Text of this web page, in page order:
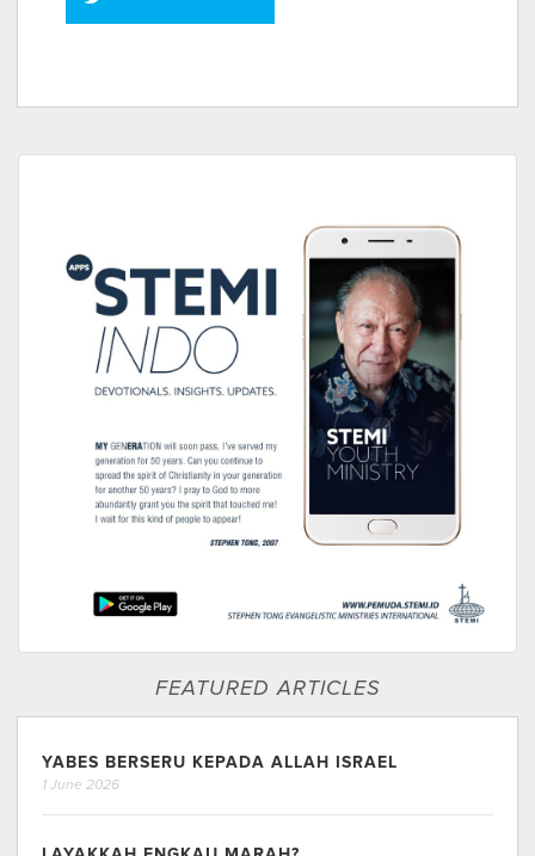
FEATURED ARTICLES
YABES BERSERU KEPADA ALLAH ISRAEL
1 June 2026